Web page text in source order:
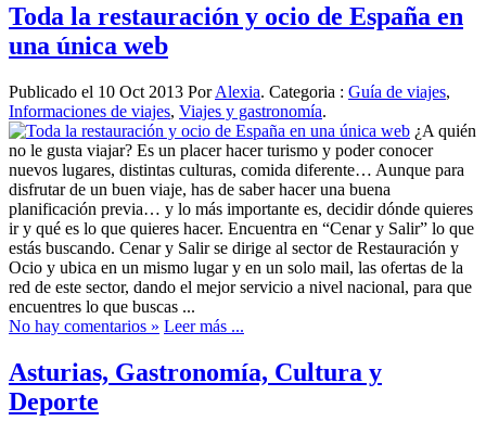
Toda la restauración y ocio de España en
una única web
Publicado el 10 Oct 2013 PorAlexia. Categoria : Guía de viajes,
Informaciones de viajes, Viajes y gastronomía.
¿A quién
no le gusta viajar? Es un placer hacer turismo y poder conocer
nuevos lugares, distintas culturas, comida diferente… Aunque para
disfrutar de un buen viaje, has de saber hacer una buena
planificación previa… y lo más importante es, decidir dónde quieres
ir y qué es lo que quieres hacer. Encuentra en “Cenar y Salir” lo que
estás buscando. Cenar y Salir se dirige al sector de Restauración y
Ocio y ubica en un mismo lugar y en un solo mail, las ofertas de la
red de este sector, dando el mejor servicio a nivel nacional, para que
encuentres lo que buscas ...
No hay comentarios » Leer más ...
Asturias, Gastronomía, Cultura y
Deporte